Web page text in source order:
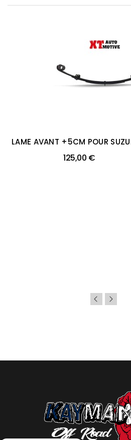
LAME AVANT +5CM POUR
125,00 €